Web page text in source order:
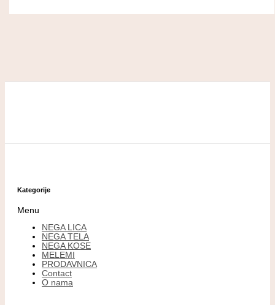
Kategorije
Menu
NEGA LICA
NEGA TELA
NEGA KOSE
MELEMI
PRODAVNICA
Contact
O nama